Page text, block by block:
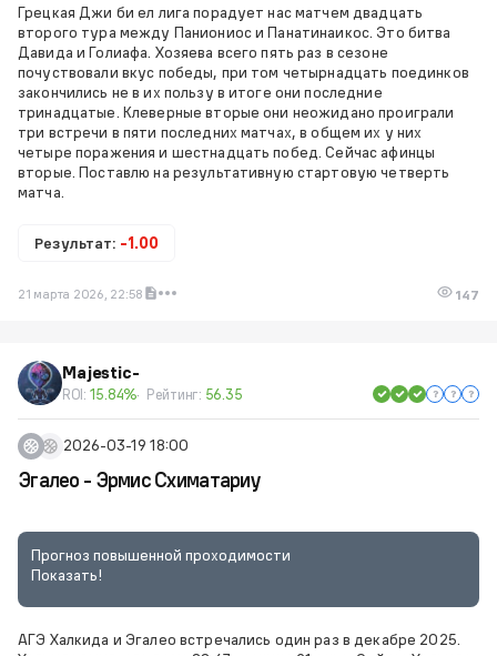
Грецкая Джи би ел лига порадует нас матчем двадцать
второго тура между Паниониос и Панатинаикос. Это битва
Давида и Голиафа. Хозяева всего пять раз в сезоне
почуствовали вкус победы, при том четырнадцать поединков
закончились не в их пользу в итоге они последние
тринадцатые. Клеверные вторые они неожидано проиграли
три встречи в пяти последних матчах, в общем их у них
четыре поражения и шестнадцать побед. Сейчас афинцы
вторые. Поставлю на результативную стартовую четверть
матча.
Результат: -1.00
21 марта 2026, 22:58 147
Majestic-
ROI: 15.84% Рейтинг: 56.35
2026-03-19 18:00
Эгалео - Эрмис Схиматариу
Прогноз повышенной проходимости
Показать!
АГЭ Халкида и Эгалео встречались один раз в декабре 2025.